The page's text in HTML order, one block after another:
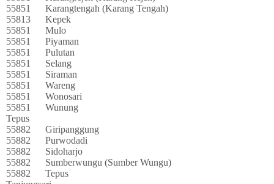
55851
Karangtengah (Karang Tengah)
55813
Kepek
55851
Mulo
55851
Piyaman
55851
Pulutan
55851
Selang
55851
Siraman
55851
Wareng
55851
Wonosari
55851
Wunung
Tepus
55882
Giripanggung
55882
Purwodadi
55882
Sidoharjo
55882
Sumberwungu (Sumber Wungu)
55882
Tepus